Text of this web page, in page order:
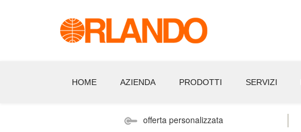
HOME AZIENDA PRODOTTI SERVIZI
offerta personalizzata